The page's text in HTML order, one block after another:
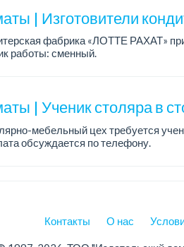
| Изготовители
фабрика «ЛОТТЕ РАХАТ»
работы: сменный.
| Ученик столяра в
мебельный цех требуется
обсуждается по телефону.
Контакты О нас